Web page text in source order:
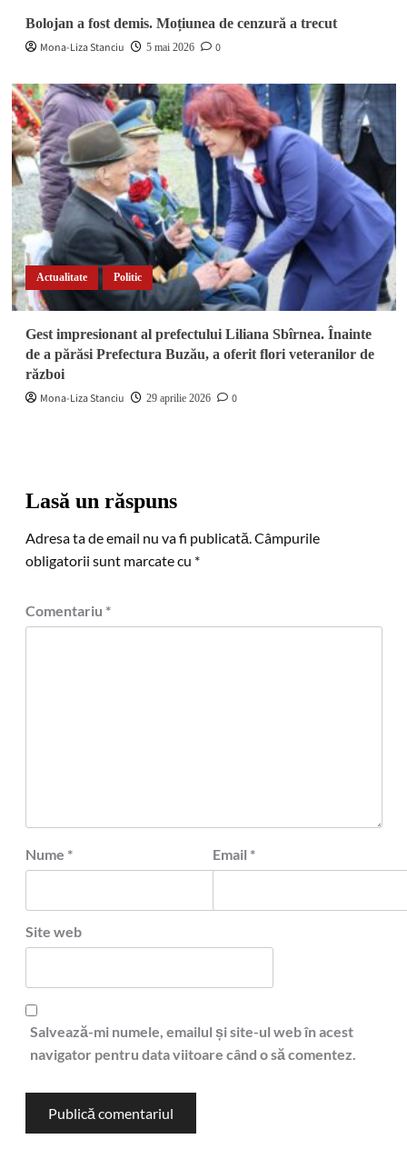
Bolojan a fost demis. Moțiunea de cenzură a trecut
Mona-Liza Stanciu
5 mai 2026 0
Actualitate Politic
Gest impresionant al prefectului Liliana Sbîrnea. Înainte
de a părăsi Prefectura Buzău, a oferit flori veteranilor de
război
Mona-Liza Stanciu
29 aprilie 2026 0
Lasă un răspuns
Adresa ta de email nu va fi publicată.Câmpurile
obligatorii sunt marcate cu *
Comentariu *
Nume * Email *
Site web
Salvează-mi numele, emailul și site-ul web în acest
navigator pentru data viitoare când o să comentez.